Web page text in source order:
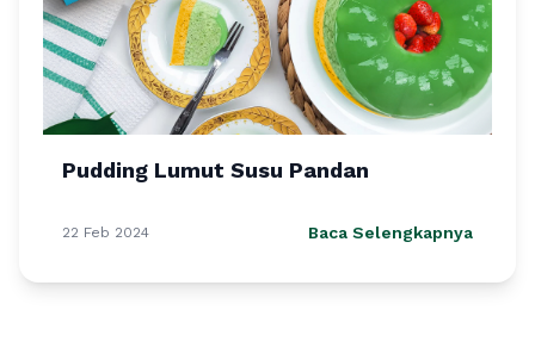
Pudding Lumut Susu Pandan
22 Feb 2024 Baca Selengkapnya